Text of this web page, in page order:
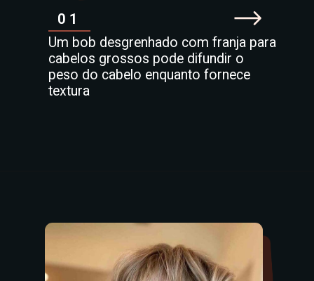
01
Um bob desgrenhado com franja para
cabelos grossos pode difundir o
peso do cabelo enquanto fornece
textura